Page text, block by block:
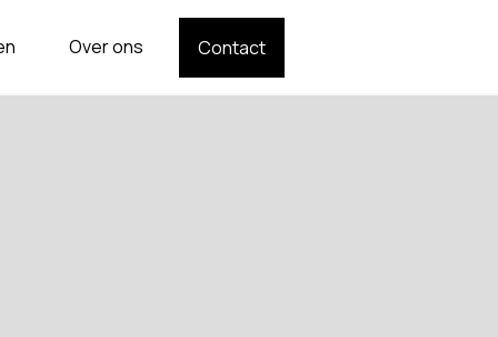
Over ons Contact